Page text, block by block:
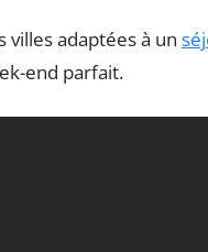
villes adaptées à un
end parfait.